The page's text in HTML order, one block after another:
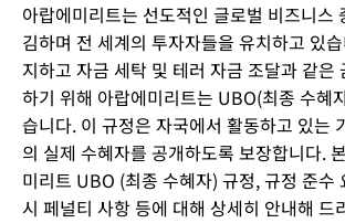
아랍에미리트는 선도적인 글로벌 비즈니스
김하며 전 세계의 투자자들을 유치하고 있
지하고 자금 세탁 및 테러 자금 조달과 같은
하기 위해 아랍에미리트는 UBO(최종 수혜
습니다. 이 규정은 자국에서 활동하고 있는
의 실제 수혜자를 공개하도록 보장합니다.
미리트 UBO (최종 수혜자) 규정, 규정 준수
시 페널티 사항 등에 대해 상세히 안내해 드